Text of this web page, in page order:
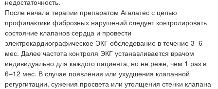
недостаточность.
После начала терапии препаратом Агалатес с целью
профилактики фиброзных нарушений следует контролировать
состояние клапанов сердца и провести
электрокардиографическое ЭКГ обследование в течение 3–6
мес. Далее частота контроля ЭКГ устанавливается врачом
индивидуально для каждого пациента, но не реже, чем 1 раз в
6–12 мес. В случае появления или ухудшения клапанной
регургитации, сужения просвета или утолщения стенки клапана